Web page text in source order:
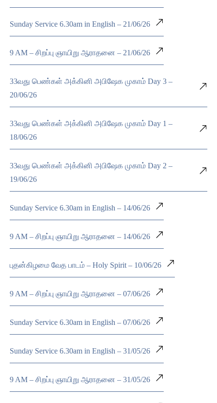
Sunday Service 6.30am in English – 21/06/26
9 AM – சிறப்பு ஞாயிறு ஆராதனை – 21/06/26
33வது பெண்கள் அக்கினி அபிஷேக முகாம் Day 3 –
20/06/26
33வது பெண்கள் அக்கினி அபிஷேக முகாம் Day 1 –
18/06/26
33வது பெண்கள் அக்கினி அபிஷேக முகாம் Day 2 –
19/06/26
Sunday Service 6.30am in English – 14/06/26
9 AM – சிறப்பு ஞாயிறு ஆராதனை – 14/06/26
புதன்கிழமை வேத பாடம் – Holy Spirit – 10/06/26
9 AM – சிறப்பு ஞாயிறு ஆராதனை – 07/06/26
Sunday Service 6.30am in English – 07/06/26
Sunday Service 6.30am in English – 31/05/26
9 AM – சிறப்பு ஞாயிறு ஆராதனை – 31/05/26